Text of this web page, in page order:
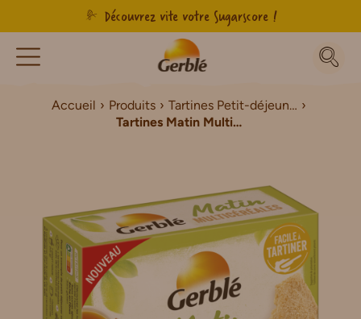
Découvrez vite votre Sugarscore !
Accueil Produits
Tartines Petit-déjeuner
Tartines Matin Multicéréales Petit-déjeuner